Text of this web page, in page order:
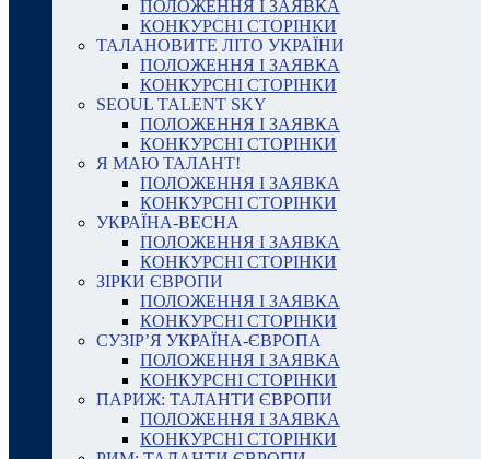
ПОЛОЖЕННЯ І ЗАЯВКА
КОНКУРСНІ СТОРІНКИ
ТАЛАНОВИТЕ ЛІТО УКРАЇНИ
ПОЛОЖЕННЯ І ЗАЯВКА
КОНКУРСНІ СТОРІНКИ
SEOUL TALENT SKY
ПОЛОЖЕННЯ І ЗАЯВКА
КОНКУРСНІ СТОРІНКИ
Я МАЮ ТАЛАНТ!
ПОЛОЖЕННЯ І ЗАЯВКА
КОНКУРСНІ СТОРІНКИ
УКРАЇНА-ВЕСНА
ПОЛОЖЕННЯ І ЗАЯВКА
КОНКУРСНІ СТОРІНКИ
ЗІРКИ ЄВРОПИ
ПОЛОЖЕННЯ І ЗАЯВКА
КОНКУРСНІ СТОРІНКИ
СУЗІР’Я УКРАЇНА-ЄВРОПА
ПОЛОЖЕННЯ І ЗАЯВКА
КОНКУРСНІ СТОРІНКИ
ПАРИЖ: ТАЛАНТИ ЄВРОПИ
ПОЛОЖЕННЯ І ЗАЯВКА
КОНКУРСНІ СТОРІНКИ